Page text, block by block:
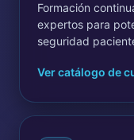
Formación
expertos para
seguridad
Ver catálogo de